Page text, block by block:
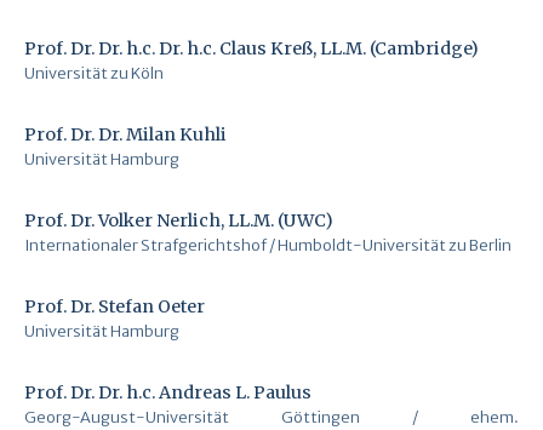
Prof. Dr. Dr. h.c. Dr. h.c. Claus Kreß, LL.M. (Cambridge)
Universität zu Köln
Prof. Dr. Dr. Milan Kuhli
Universität Hamburg
Prof. Dr. Volker Nerlich, LL.M. (UWC)
Internationaler Strafgerichtshof / Humboldt-Universität zu Berlin
Prof. Dr. Stefan Oeter
Universität Hamburg
Prof. Dr. Dr. h.c. Andreas L. Paulus
Georg-August-Universität Göttingen / ehem.